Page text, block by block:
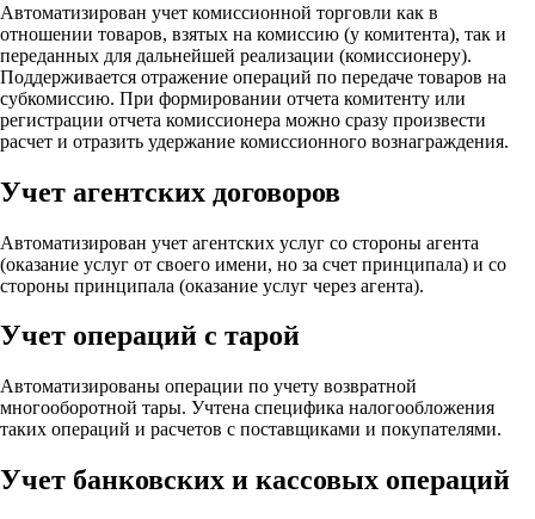
Автоматизирован учет комиссионной торговли как в
отношении товаров, взятых на комиссию (у комитента), так и
переданных для дальнейшей реализации (комиссионеру).
Поддерживается отражение операций по передаче товаров на
субкомиссию. При формировании отчета комитенту или
регистрации отчета комиссионера можно сразу произвести
расчет и отразить удержание комиссионного вознаграждения.
Учет агентских договоров
Автоматизирован учет агентских услуг со стороны агента
(оказание услуг от своего имени, но за счет принципала) и со
стороны принципала (оказание услуг через агента).
Учет операций с тарой
Автоматизированы операции по учету возвратной
многооборотной тары. Учтена специфика налогообложения
таких операций и расчетов с поставщиками и покупателями.
Учет банковских и кассовых операций